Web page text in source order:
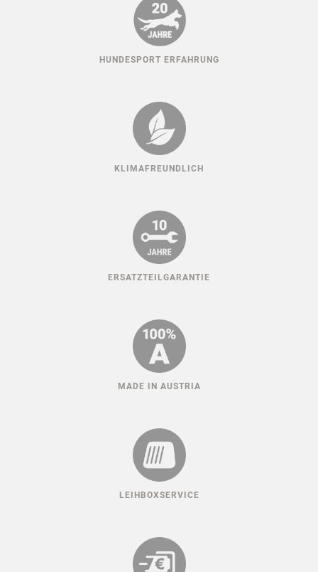
HUNDESPORT ERFAHRUNG
KLIMAFREUNDLICH
ERSATZTEILGARANTIE
MADE IN AUSTRIA
LEIHBOXSERVICE